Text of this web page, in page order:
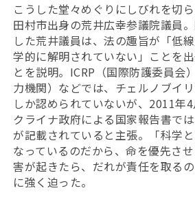
こうした堂々めぐりにしびれを切
田村市出身の荒井広幸参議院議員
した荒井議員は、法の趣旨が「低
学的に解明されていない」ことを
とを説明。ICRP（国際防護委員会
力機関）などでは、チェルノブイ
しか認められていないが、2011年
クライナ政府による国家報告書で
が記載されていると主張。「科学
なっているのだから、命を優先さ
害が起きたら、だれが責任を取る
に強く迫った。